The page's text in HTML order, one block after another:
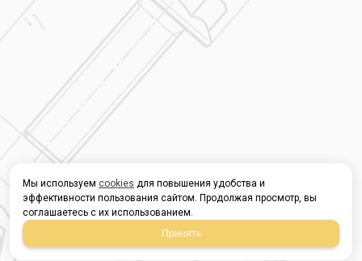
Мы используем cookies для повышения удобства и
эффективности пользования сайтом. Продолжая просмотр, вы
соглашаетесь с их использованием.
Принять